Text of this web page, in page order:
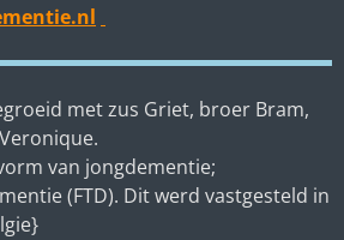
met zus Griet, broer Bram,
van jongdementie;
(FTD). Dit werd vastgesteld in